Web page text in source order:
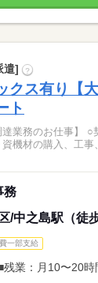
遣] ?
クス有り【
ト
】 ○契約業務 エネルギー
機材の購入、工
務
/中之島駅（徒
一部支給
業：月10〜20時